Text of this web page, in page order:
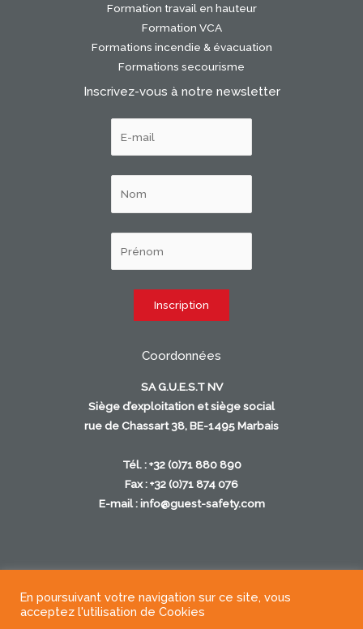
Formation travail en hauteur
Formation VCA
Formations incendie & évacuation
Formations secourisme
Inscrivez-vous à notre newsletter
Coordonnées
SA G.U.E.S.T NV
Siège d’exploitation et siège social
rue de Chassart 38, BE-1495 Marbais
Tél. : +32 (0)71 880 890
Fax : +32 (0)71 874 076
E-mail :info@guest-safety.com
Copyright © 2026
En poursuivant votre navigation sur ce site, vous
acceptez l'utilisation de Cookies